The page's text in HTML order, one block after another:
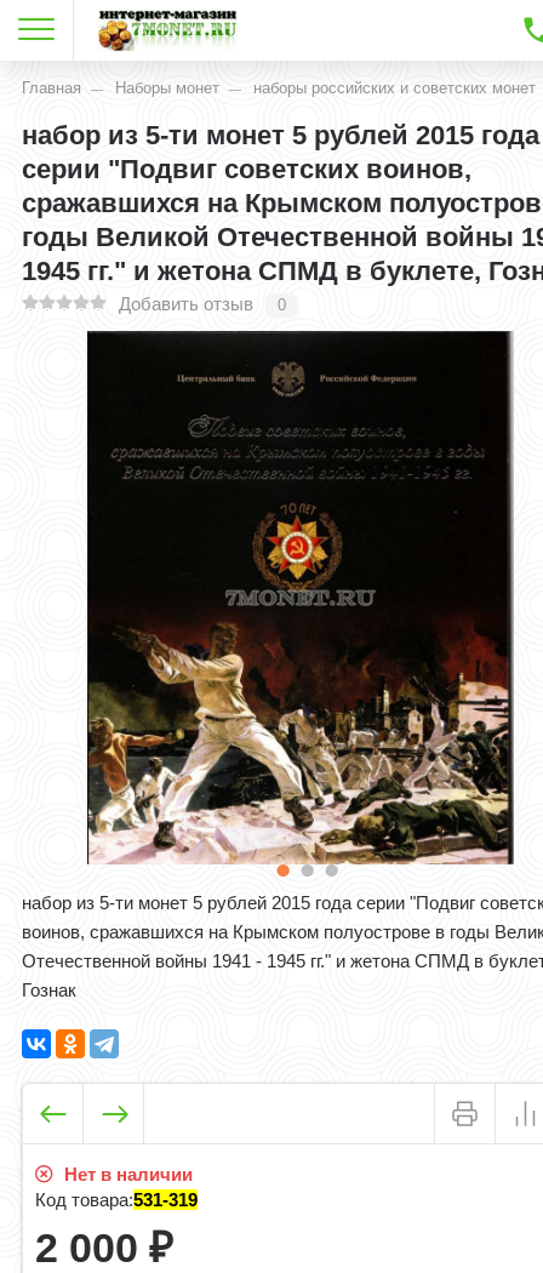
Главная Наборы монет наборы российских и советских монет
набор из 5-ти монет 5 рублей 2015 года
серии "Подвиг советских воинов,
сражавшихся на Крымском
годы Великой Отечественной войны
1945 гг." и жетона СПМД в буклете,
Добавить отзыв 0
набор из 5-ти монет 5 рублей 2015 года серии "Подвиг
воинов, сражавшихся на Крымском полуострове в годы
Отечественной войны 1941 - 1945 гг." и жетона СПМД в
Гознак
Нет в наличии
Код товара:531-319
2 000₽